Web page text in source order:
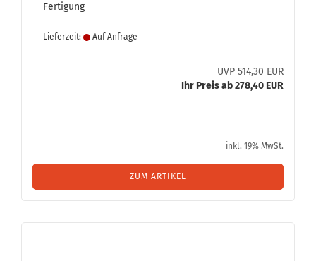
Fer­ti­gung
Lieferzeit: Auf Anfrage
UVP 514,30 EUR
Ihr Preis ab 278,40 EUR
inkl. 19% MwSt.
ZUM ARTIKEL